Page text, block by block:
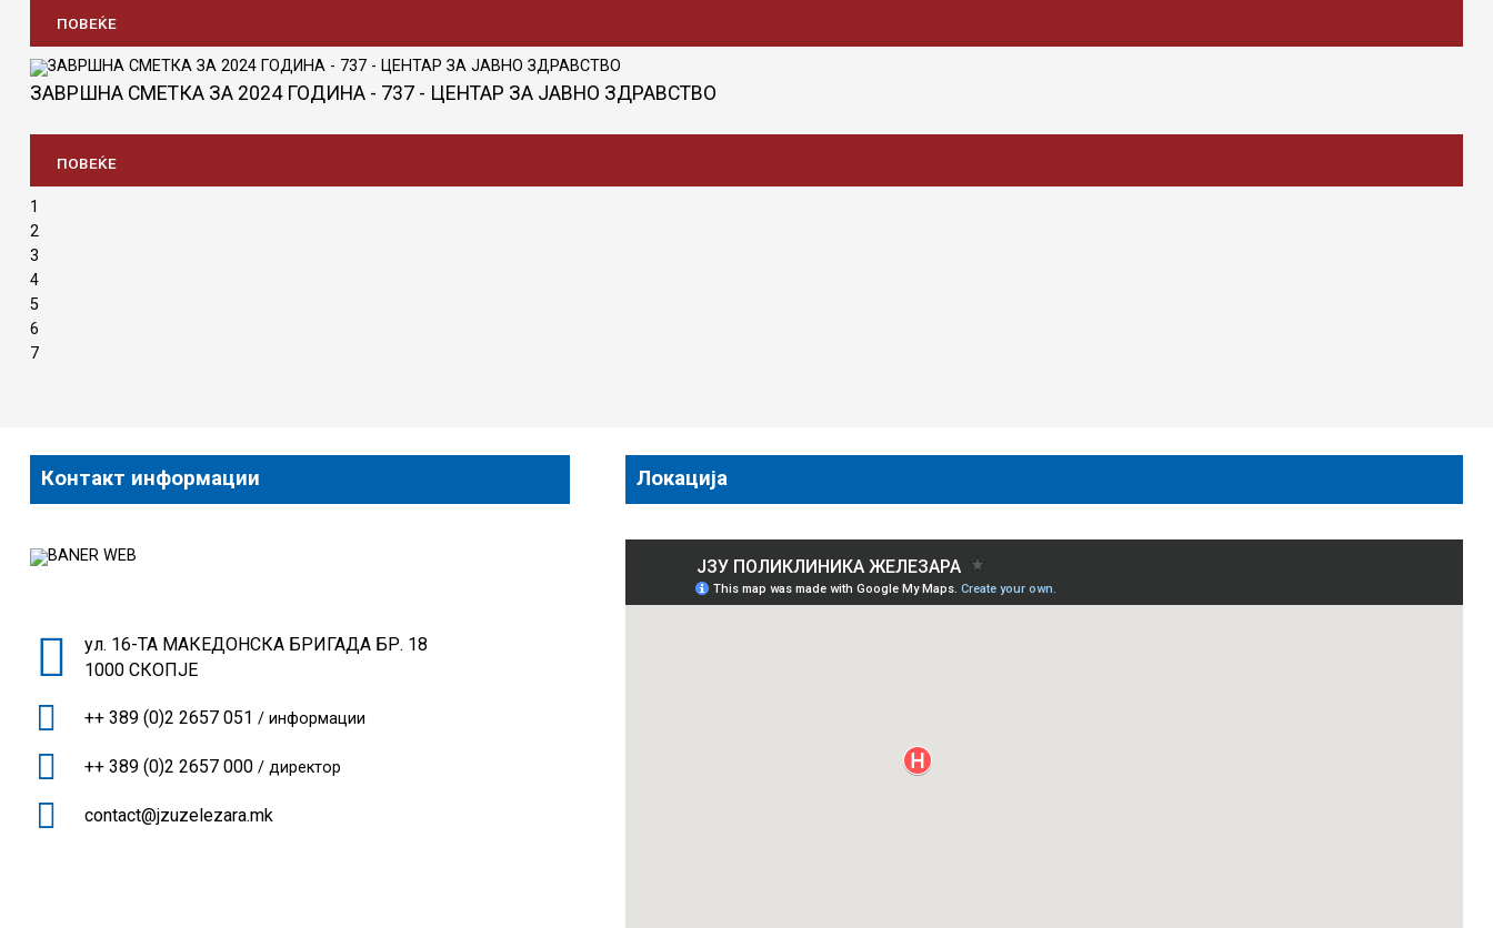
ПОВЕЌЕ
ЗАВРШНА СМЕТКА ЗА 2024 ГОДИНА - 737 - ЦЕНТАР ЗА ЈАВНО ЗДРАВСТВО
ПОВЕЌЕ
1
2
3
4
5
6
7
Контакт информации
ул. 16-ТА МАКЕДОНСКА БРИГАДА БР. 18
1000 СКОПЈЕ
++ 389 (0)2 2657 051 / информации
++ 389 (0)2 2657 000/ директор
contact@jzuzelezara.mk
Локација